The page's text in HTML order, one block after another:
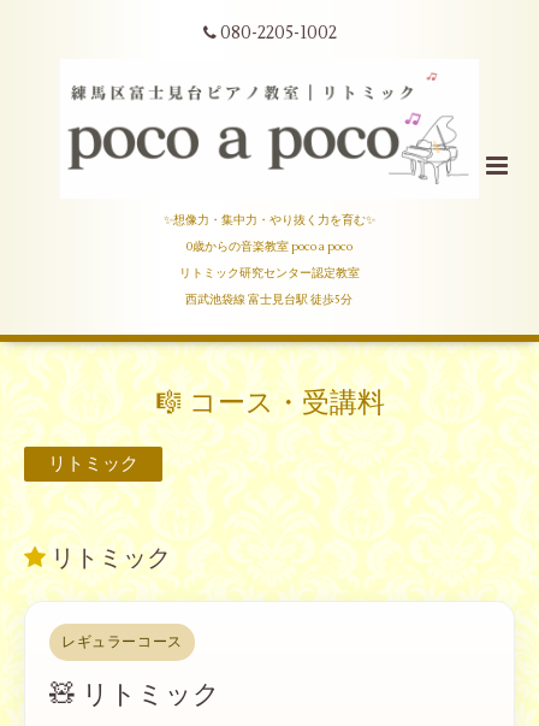
080-2205-1002
✨想像力・集中力・やり抜く力を育む✨
0歳からの音楽教室 poco a poco
リトミック研究センター認定教室
西武池袋線 富士見台駅 徒歩5分
🎼 コース・受講料
リトミック
リトミック
レギュラーコース
🧸 リトミック